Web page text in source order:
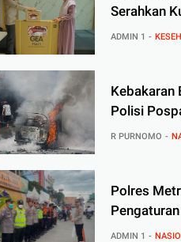
Serahkan
Wartawan
ADMIN 1
Kebakaran
Polisi
R PURNOMO
Polres
Rangka
ADMIN 1